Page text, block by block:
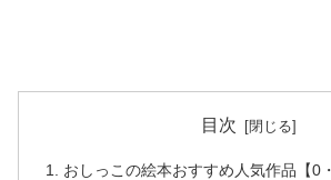
目次
おしっこの絵本おすすめ人気作品【0